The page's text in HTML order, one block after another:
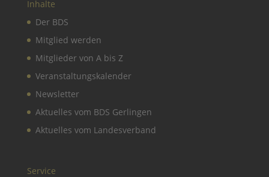
Inhalte
Der BDS
Mitglied werden
Mitglieder von A bis Z
Veranstaltungskalender
Newsletter
Aktuelles vom BDS Gerlingen
Aktuelles vom Landesverband
Service